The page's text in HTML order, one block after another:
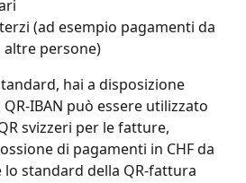
(ad esempio pagamenti da
persone)
hai a disposizione
IBAN può essere utilizzato
svizzeri per le fatture,
di pagamenti in CHF da
standard della QR-fattura